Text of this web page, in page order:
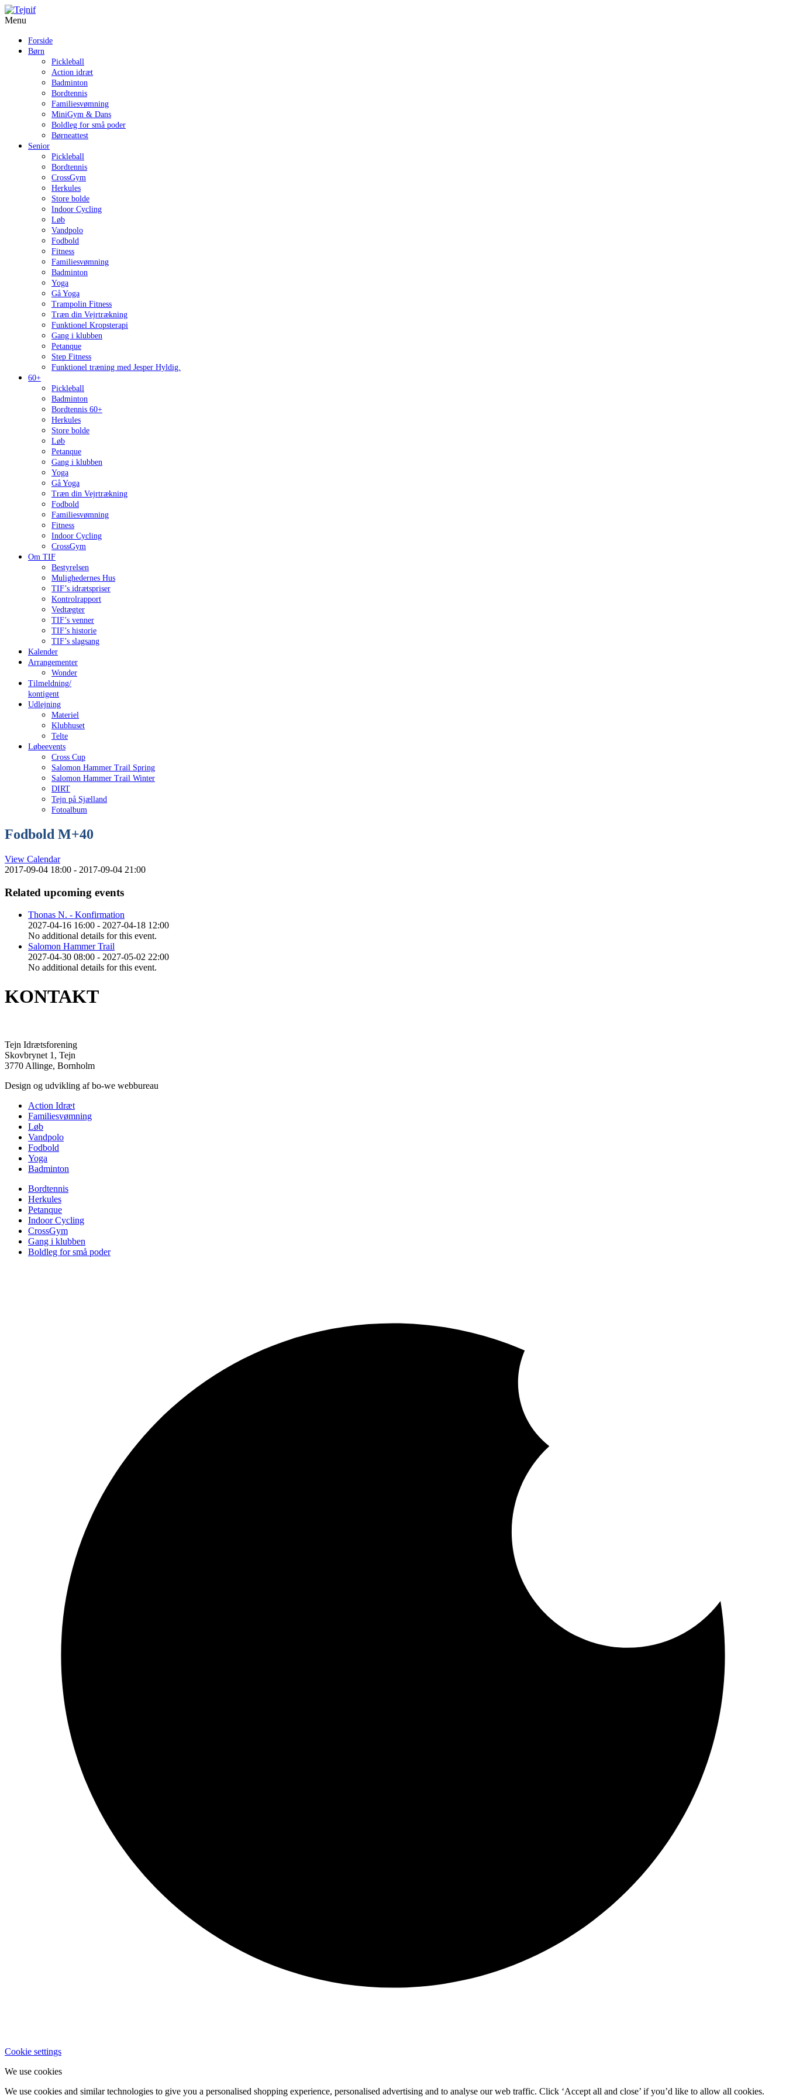
Menu
Forside
Børn
Pickleball
Action idræt
Badminton
Bordtennis
Familiesvømning
MiniGym & Dans
Boldleg for små poder
Børneattest
Senior
Pickleball
Bordtennis
CrossGym
Herkules
Store bolde
Indoor Cycling
Løb
Vandpolo
Fodbold
Fitness
Familiesvømning
Badminton
Yoga
Gå Yoga
Trampolin Fitness
Træn din Vejrtrækning
Funktionel Kropsterapi
Gang i klubben
Petanque
Step Fitness
Funktionel træning med Jesper Hyldig.
60+
Pickleball
Badminton
Bordtennis 60+
Herkules
Store bolde
Løb
Petanque
Gang i klubben
Yoga
Gå Yoga
Træn din Vejrtrækning
Fodbold
Familiesvømning
Fitness
Indoor Cycling
CrossGym
Om TIF
Bestyrelsen
Mulighedernes Hus
TIF’s idrætspriser
Kontrolrapport
Vedtægter
TIF’s venner
TIF’s historie
TIF’s slagsang
Kalender
Arrangementer
Wonder
Tilmeldning/
kontigent
Udlejning
Materiel
Klubhuset
Telte
Løbeevents
Cross Cup
Salomon Hammer Trail Spring
Salomon Hammer Trail Winter
DIRT
Tejn på Sjælland
Fotoalbum
Fodbold M+40
View Calendar
2017-09-04 18:00 - 2017-09-04 21:00
Related upcoming events
Thonas N. - Konfirmation
2027-04-16 16:00 - 2027-04-18 12:00
No additional details for this event.
Salomon Hammer Trail
2027-04-30 08:00 - 2027-05-02 22:00
No additional details for this event.
KONTAKT
Tejn Idrætsforening
Skovbrynet 1, Tejn
3770 Allinge, Bornholm
Design og udvikling af bo-we webbureau
Action Idræt
Familiesvømning
Løb
Vandpolo
Fodbold
Yoga
Badminton
Bordtennis
Herkules
Petanque
Indoor Cycling
CrossGym
Gang i klubben
Boldleg for små poder
Cookie settings
We use cookies
We use cookies and similar technologies to give you a personalised shopping experience, personalised advertising and to analyse our web traffic. Click ‘Accept all and close’ if you’d like to allow all cookies.